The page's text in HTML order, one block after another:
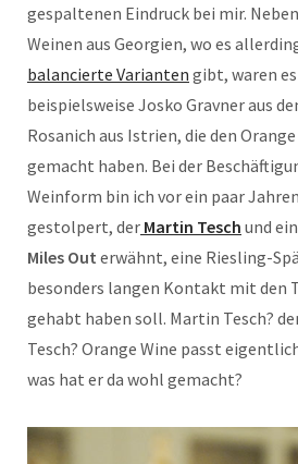
gespaltenen Eindruck bei mir.
Weinen aus Georgien, wo es
balancierte Varianten gibt, waren
beispielsweise Josko Gravner aus
Rosanich aus Istrien, die den
gemacht haben. Bei der
Weinform bin ich vor ein paar
gestolpert, der Martin Tesch und
Miles Out erwähnt, eine Riesling-
besonders langen Kontakt mit den
gehabt haben soll. Martin Tesch?
Tesch? Orange Wine passt
was hat er da wohl gemacht?